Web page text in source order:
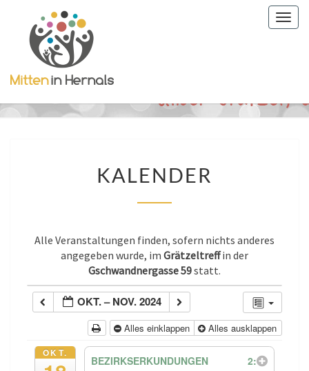
KALENDER
Alle Veranstaltungen finden, sofern nichts anderes
angegeben wurde, im Grätzeltreffin der
Gschwandnergasse 59statt.
OKT. – NOV. 2024
Alles einklappen Alles ausklappen
OKT.
BEZIRKSERKUNDUNGEN 2: